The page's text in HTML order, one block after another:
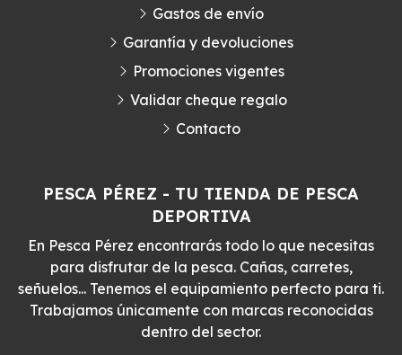
PESCA PÉREZ - TU TIENDA DE PESCA
DEPORTIVA
En Pesca Pérez encontrarás todo lo que necesitas
para disfrutar de la pesca. Cañas, carretes,
señuelos... Tenemos el equipamiento perfecto para ti.
Trabajamos únicamente con marcas reconocidas
dentro del sector.
Gastos de envío
Garantía y devoluciones
Promociones vigentes
Validar cheque regalo
Contacto